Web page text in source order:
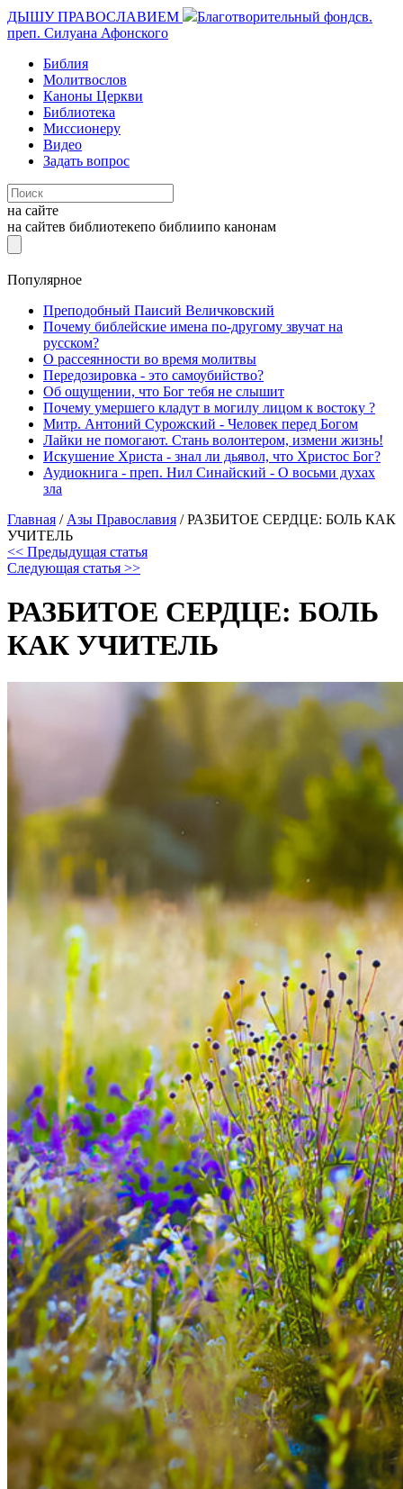
ДЫШУ ПРАВОСЛАВИЕМ Благотворительный фондсв.
преп. Силуана Афонского
Библия
Молитвослов
Каноны Церкви
Библиотека
Миссионеру
Видео
Задать вопрос
на сайте
на сайтев библиотекепо библиипо канонам
Популярное
Преподобный Паисий Величковский
Почему библейские имена по-другому звучат на
русском?
О рассеянности во время молитвы
Передозировка - это самоубийство?
Об ощущении, что Бог тебя не слышит
Почему умершего кладут в могилу лицом к востоку ?
Митр. Антоний Сурожский - Человек перед Богом
Лайки не помогают. Стань волонтером, измени жизнь!
Искушение Христа - знал ли дьявол, что Христос Бог?
Аудиокнига - преп. Нил Синайский - О восьми духах
зла
Главная / Азы Православия /РАЗБИТОЕ СЕРДЦЕ: БОЛЬ КАК
УЧИТЕЛЬ
<< Предыдущая статья
Следующая статья >>
РАЗБИТОЕ СЕРДЦЕ: БОЛЬ
КАК УЧИТЕЛЬ